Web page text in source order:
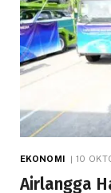
EKONOMI 10
Airlangga